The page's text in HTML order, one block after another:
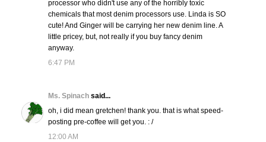
processor who didn't use any of the horribly toxic
chemicals that most denim processors use. Linda is SO
cute! And Ginger will be carrying her new denim line. A
little pricey, but, not really if you buy fancy denim
anyway.
6:47 PM
Ms. Spinach said...
oh, i did mean gretchen! thank you. that is what speed-
posting pre-coffee will get you. : /
12:00 AM